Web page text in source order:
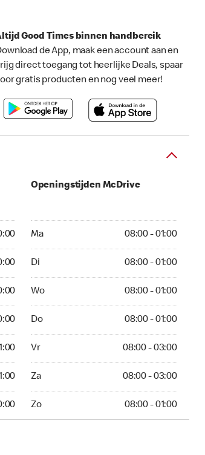
Good Times binnen handbereik
de App, maak een account aan en
direct toegang tot heerlijke Deals, spaar
gratis producten en nog veel meer!
Openingstijden McDrive
Ma 08:00 - 01:00
Di 08:00 - 01:00
Wo 08:00 - 01:00
Do 08:00 - 01:00
Vr 08:00 - 03:00
Za 08:00 - 03:00
Zo 08:00 - 01:00